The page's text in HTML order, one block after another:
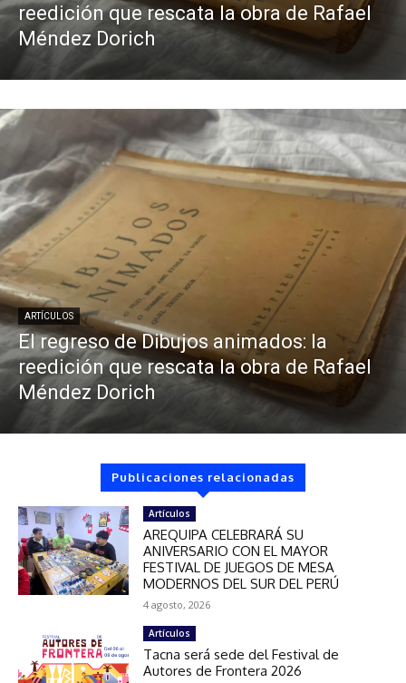
reedición que rescata la obra de Rafael
Méndez Dorich
ARTÍCULOS
El regreso de Dibujos animados: la
reedición que rescata la obra de Rafael
Méndez Dorich
Publicaciones relacionadas
Artículos
AREQUIPA CELEBRARÁ SU
ANIVERSARIO CON EL MAYOR
FESTIVAL DE JUEGOS DE MESA
MODERNOS DEL SUR DEL PERÚ
4 agosto, 2026
Artículos
Tacna será sede del Festival de
Autores de Frontera 2026